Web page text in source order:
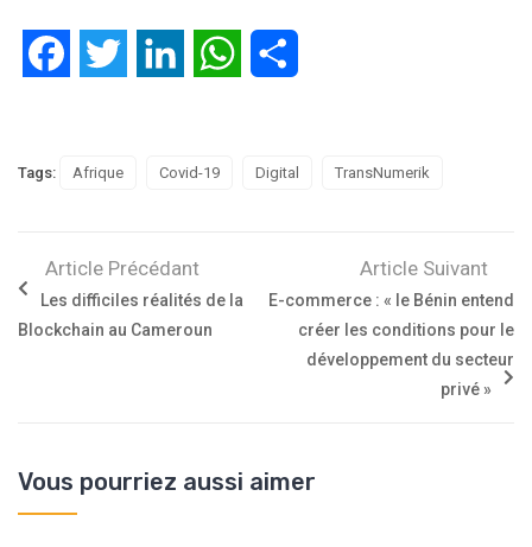
FacebookTwitter LinkedIn WhatsApp
Tags: Afrique Covid-19 Digital TransNumerik
Article Précédant
Les difficiles réalités de la
Blockchain au Cameroun
Article Suivant
E-commerce : « le Bénin entend
créer les conditions pour le
développement du secteur
privé »
Vous pourriez aussi aimer